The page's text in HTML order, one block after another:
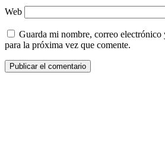
Web
Guarda mi nombre, correo electrónico
para la próxima vez que comente.